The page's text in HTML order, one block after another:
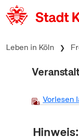
zum Inhalt springen
Leben in Köln
Vorlesen
Hinweis: